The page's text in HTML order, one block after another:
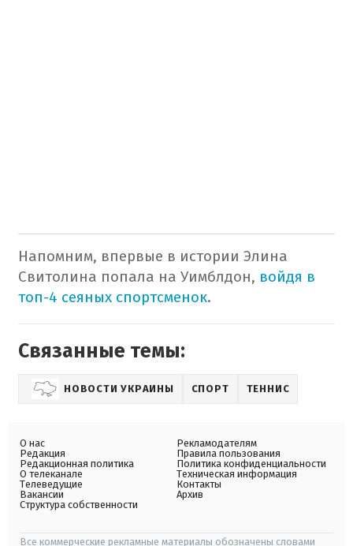
Напомним, впервые в истории Элина
Свитолина попала на Уимблдон, войдя в
топ-4 сеяных спортсменок.
Связанные темы:
НОВОСТИ УКРАИНЫ СПОРТ ТЕННИС
О нас
Редакция
Редакционная политика
О телеканале
Телеведущие
Вакансии
Структура собственности
Рекламодателям
Правила пользования
Политика конфиденциальности
Техническая информация
Контакты
Архив
Все коммерческие рекламные материалы обозначены словами